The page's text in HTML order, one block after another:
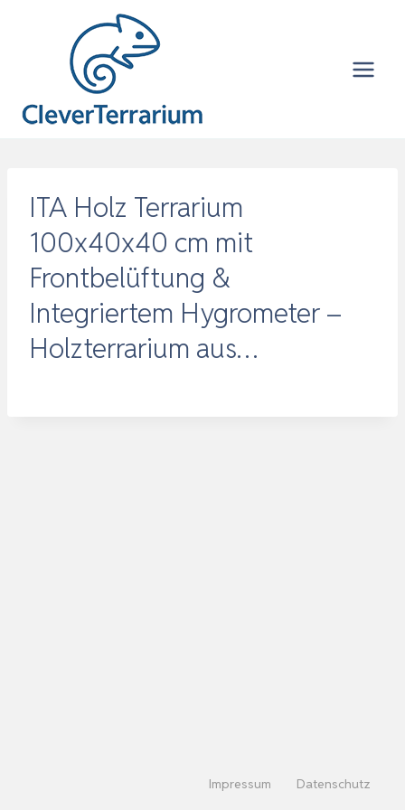
ITA Holz Terrarium
100x40x40 cm mit
Frontbelüftung &
Integriertem Hygrometer –
Holzterrarium aus…
Impressum Datenschutz